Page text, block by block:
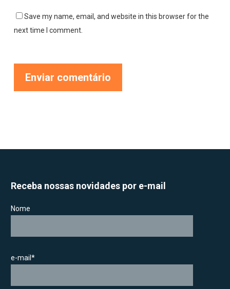
Save my name, email, and website in this browser for the
next time I comment.
Receba nossas novidades por e-mail
Nome
e-mail*